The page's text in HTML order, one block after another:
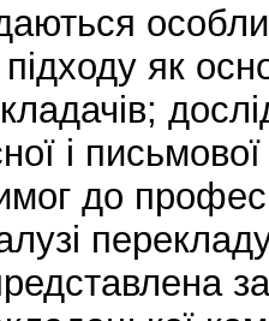
підходу як
і
до